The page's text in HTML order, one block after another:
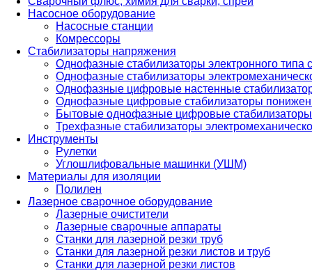
Насосное оборудование
Насосные станции
Комрессоры
Стабилизаторы напряжения
Однофазные стабилизаторы электронного
Однофазные стабилизаторы
Однофазные цифровые настенные
Однофазные цифровые стабилизаторы
Бытовые однофазные цифровые стабилизаторы
Трехфазные стабилизаторы
Инструменты
Рулетки
Углошлифовальные машинки (УШМ)
Материалы для изоляции
Полилен
Лазерное сварочное оборудование
Лазерные очистители
Лазерные сварочные аппараты
Станки для лазерной резки труб
Станки для лазерной резки листов и труб
Станки для лазерной резки листов